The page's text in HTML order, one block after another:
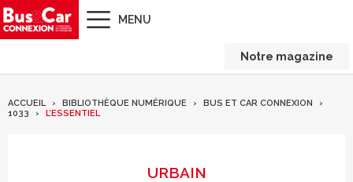
MENU
Notre magazine
ACCUEIL BIBLIOTHÈQUE NUMÉRIQUE
BUS ET CAR CONNEXION
1033
L’ESSENTIEL
URBAIN